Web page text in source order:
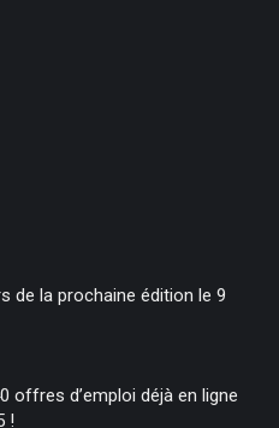
de la prochaine édition le 9
offres d’emploi déjà en ligne
!